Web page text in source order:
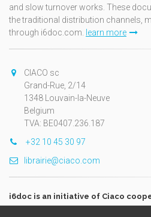
and slow turnover works. These
the traditional distribution channels,
through i6doc.com.
learn more
CIACO sc
Grand-Rue, 2/14
1348 Louvain-la-Neuve
Belgium
TVA: BE0407.236.187
+32 10 45 30 97
librairie@ciaco.com
i6doc is an initiative of Ciaco